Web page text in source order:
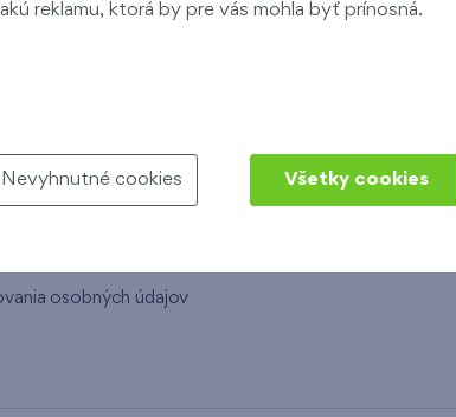
osobných údajov
reklamu, ktorá by pre vás mohla byť prínosná.
Nevyhnutné cookies Všetky cookies